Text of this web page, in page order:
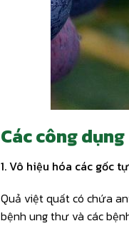
Các công dụng
1. Vô hiệu hóa các gốc
Quả việt quất có chứa
bệnh ung thư và các